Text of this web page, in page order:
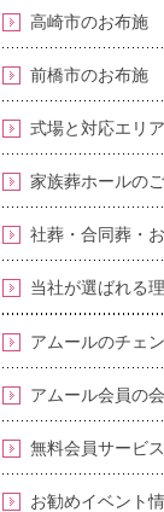
高崎市のお布施
前橋市のお布施
式場と対応エリア
家族葬ホールの
社葬・合同葬・
当社が選ばれる
アムールのチェ
アムール会員の
無料会員サービス
お勧めイベント